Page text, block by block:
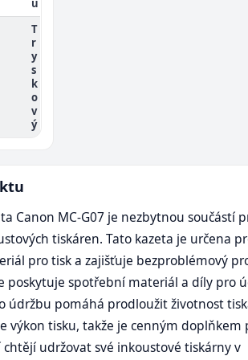
u
T
r
y
s
k
o
v
ý
Canon MC-G07 je nezbytnou součástí
tiskáren. Tato kazeta je určena
pro tisk a zajišťuje bezproblémový
poskytuje spotřební materiál a díly pro
údržbu pomáhá prodloužit životnost
výkon tisku, takže je cenným doplňkem
udržovat své inkoustové tiskárny v